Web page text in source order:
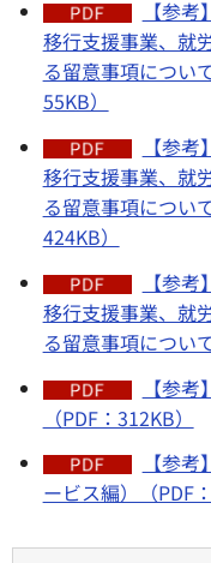
【参
移行支援事業、就
る留意事項につい
55KB）
【参
移行支援事業、就
る留意事項につい
424KB）
【参
移行支援事業、就
る留意事項につい
【参
（PDF：312KB）
【参
ービス編）（PDF